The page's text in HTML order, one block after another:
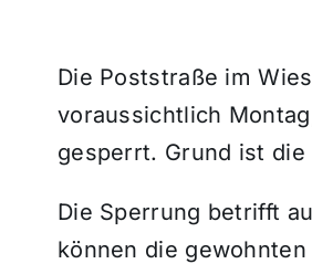
Die Poststraße im
voraussichtlich
gesperrt. Grund ist
Die Sperrung betrifft
können die